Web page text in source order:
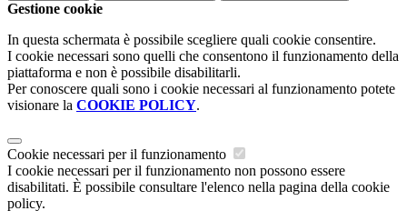
Gestione cookie
In questa schermata è possibile scegliere quali cookie consentire.
I cookie necessari sono quelli che consentono il funzionamento della
piattaforma e non è possibile disabilitarli.
Per conoscere quali sono i cookie necessari al funzionamento potete
visionare la COOKIE POLICY.
Cookie necessari per il funzionamento
I cookie necessari per il funzionamento non possono essere
disabilitati. È possibile consultare l'elenco nella pagina della cookie
policy.